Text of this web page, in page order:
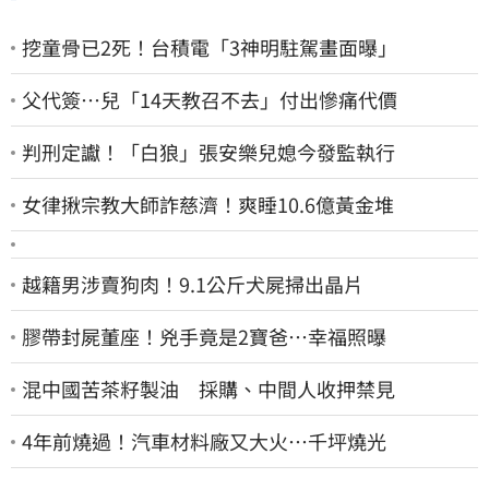
挖童骨已2死！台積電「3神明駐駕畫面曝」
父代簽…兒「14天教召不去」付出慘痛代價
判刑定讞！「白狼」張安樂兒媳今發監執行
女律揪宗教大師詐慈濟！爽睡10.6億黃金堆
越籍男涉賣狗肉！9.1公斤犬屍掃出晶片
膠帶封屍董座！兇手竟是2寶爸…幸福照曝
混中國苦茶籽製油 採購、中間人收押禁見
4年前燒過！汽車材料廠又大火…千坪燒光